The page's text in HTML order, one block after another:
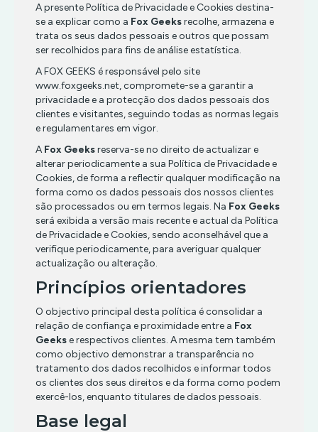
CLÁSSICOS
PS2
CLÁSSICOS
PSONE
COMBATE
CORRIDA
DESPORTO
DLC/PASSE
TEMPORADA
ESTRATÉGIA
INFANTIL
MÚSICA/RITMO
RPG
SIMULADOR
TIRO
LOW
COST
COMBATE
CORRIDA
DESPORTO
ESTRATÉGIA
INFANTIL
MÚSICA/RITMO
RPG
SIMULADOR
TERROR
TIRO
PS4
PREMIUM
ACÇÃO/AVENTURA
COMBATE
CORRIDA
DESPORTO
ESTRATÉGIA
INFANTIL
MÚSICA/RITMO
RPG
SIMULADOR
TERROR
TIRO
PS5
LOW
COST
ACÇÃO/AVENTURA
COMBATE
CORRIDA
DESPORTO
ESTRATÉGIA
MÚSICA/RITMO
RPG
SIMULADOR
TERROR
TIRO
PS5
PREMIUM
ACÇÃO/AVENTURA
COMBATE
DESPORTO
ESTRATÉGIA
INFANTIL
MÚSICA/RITMO
RPG
SIMULATOR
XBOX
360
ACÇÃO/AVENTURA
CLÁSSICOS
CORRIDA
ESPORTES
LUTA
RPG
XBOX
ONE
PREMIUM
OFFLINE
ACÇÃO/AVENTURA
COMBATE
ONE
A presente Política de Privacidade e Cookies destina-
se a explicar como a Fox Geeksrecolhe, armazena e
trata os seus dados pessoais e outros que possam
ser recolhidos para fins de análise estatística.
A FOX GEEKS é responsável pelo site
www.foxgeeks.net, compromete-se a garantir a
privacidade e a protecção dos dados pessoais dos
clientes e visitantes, seguindo todas as normas legais
e regulamentares em vigor.
AFox Geeksreserva-se no direito de actualizar e
alterar periodicamente a sua Política de Privacidade e
Cookies, de forma a reflectir qualquer modificação na
forma como os dados pessoais dos nossos clientes
são processados ou em termos legais. Na Fox Geeks
será exibida a versão mais recente e actual da Política
de Privacidade e Cookies, sendo aconselhável que a
verifique periodicamente, para averiguar qualquer
actualização ou alteração.
Princípios orientadores
O objectivo principal desta política é consolidar a
relação de confiança e proximidade entre a Fox
Geekse respectivos clientes. A mesma tem também
como objectivo demonstrar a transparência no
tratamento dos dados recolhidos e informar todos
os clientes dos seus direitos e da forma como podem
exercê-los, enquanto titulares de dados pessoais.
Base legal